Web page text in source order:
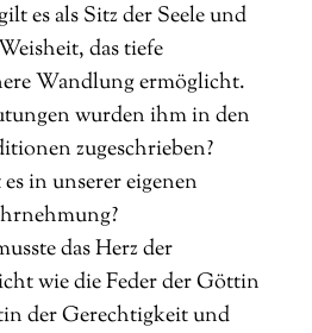
es als Sitz der Seele und
das tiefe
Wandlung ermöglicht.
wurden ihm in den
zugeschrieben?
in unserer eigenen
das Herz der
wie die Feder der Göttin
der Gerechtigkeit und